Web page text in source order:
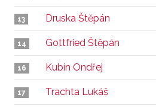
13 Druska Štěpán
14 Gottfried Štěpán
16 Kubín Ondřej
17 Trachta Lukáš